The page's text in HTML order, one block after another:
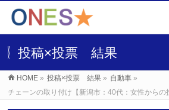
投稿×投票 結果
HOME » 投稿×投票 結果 » 自動車 »
チェーンの取り付け【新潟市：40代：女性からの